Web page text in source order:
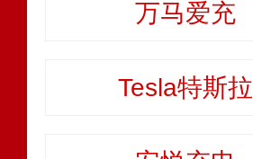
万马爱充
Tesla特斯拉